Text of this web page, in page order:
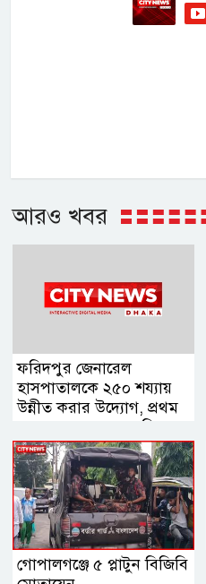
আরও খবর
ফরিদপুর জেনারেল
হাসপাতালকে ২৫০ শয্যায়
উন্নীত করার উদ্যোগ, প্রথম
ব্যবস্থাপনা সভায় এমপি
নায়াব ইউসুফ
গোপালগঞ্জে ৫ প্লাটুন বিজিবি